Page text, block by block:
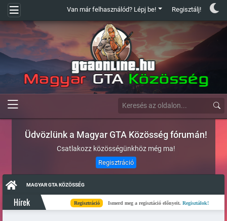
Van már felhasználód? Lépj be! Regisztálj!
Üdvözlünk a Magyar GTA Közösség fórumán!
Csatlakozz közösségünkhöz még ma!
Regisztráció
MAGYAR GTA KÖZÖSSÉG
Hírek Regisztráció Ismerd meg a regisztáció előnyeit.Regisztálok!